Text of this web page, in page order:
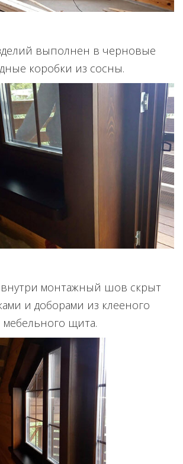
выполнен в черновые
коробки из сосны.
монтажный шов скрыт
и доборами из клееного
мебельного щита.